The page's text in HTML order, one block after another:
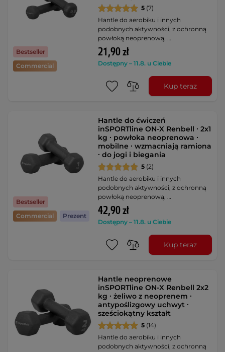
Bestseller
Commercial
5 (7)
Hantle do aerobiku i innych
podobnych aktywności, z ochronną
powłoką neoprenową, …
21,90 zł
Dostępny – 11.8. u Ciebie
Kup teraz
Bestseller
Commercial
Prezent
Hantle do ćwiczeń
inSPORTline ON-X Renbell ∙ 2x1
kg ∙ powłoka neoprenowa ∙
mobilne ∙ wzmacniają ramiona
∙ do jogi i biegania
5 (2)
Hantle do aerobiku i innych
podobnych aktywności, z ochronną
powłoką neoprenową, …
42,90 zł
Dostępny – 11.8. u Ciebie
Kup teraz
Hantle neoprenowe
inSPORTline ON-X Renbell 2x2
kg ∙ żeliwo z neoprenem ∙
antypoślizgowy uchwyt ∙
sześciokątny kształt
5 (14)
Hantle do aerobiku i innych
podobnych aktywności, z ochronną